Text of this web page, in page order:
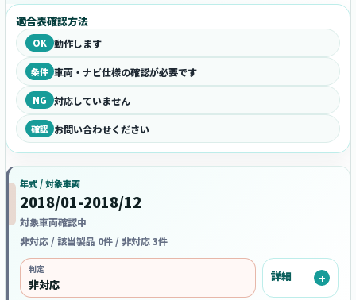
適合表確認方法
OK 動作します
条件 車両・ナビ仕様の確認が必要です
NG 対応していません
確認 お問い合わせください
年式 / 対象車両
2018/01-2018/12
対象車両確認中
非対応 / 該当製品 0件 / 非対応 3件
判定
非対応
詳細